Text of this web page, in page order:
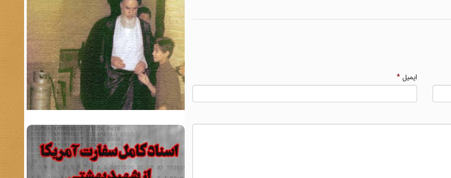
ایمیل*